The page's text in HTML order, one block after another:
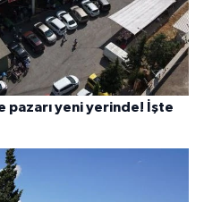
pazarı yeni yerinde! İşte